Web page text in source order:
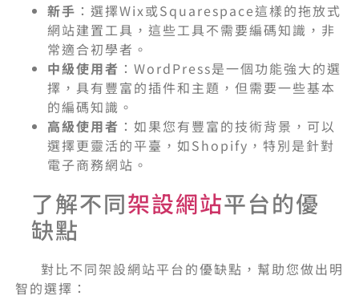
新手 ：選擇Wix或Squarespace這樣的拖放式
網站建置工具，這些工具不需要編碼知識，非
常適合初學者。
中級使用者 ：WordPress是一個功能強大的選
擇，具有豐富的插件和主題，但需要一些基本
的編碼知識。
高級使用者 ：如果您有豐富的技術背景，可以
選擇更靈活的平臺，如Shopify，特別是針對
電子商務網站。
了解不同架設網站平台的優
缺點
對比不同架設網站平台的優缺點，幫助您做出明
智的選擇：